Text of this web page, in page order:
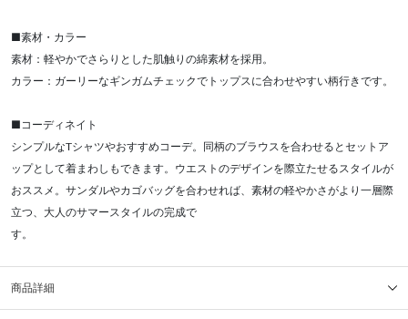
■素材・カラー
素材：軽やかでさらりとした肌触りの綿素材を採用。
カラー：ガーリーなギンガムチェックでトップスに合わせやすい柄行きです。
■コーディネイト
シンプルなTシャツやおすすめコーデ。同柄のブラウスを合わせるとセットア
ップとして着まわしもできます。ウエストのデザインを際立たせるスタイルが
おススメ。サンダルやカゴバッグを合わせれば、素材の軽やかさがより一層際
立つ、大人のサマースタイルの完成で
す
商品詳細